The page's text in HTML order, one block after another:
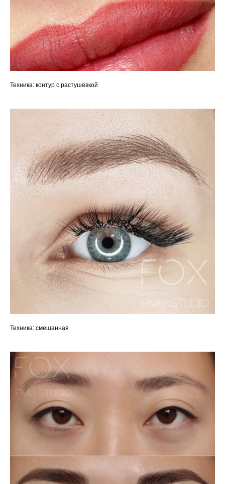
Техника: контур с растушёвкой
Техника: смешанная